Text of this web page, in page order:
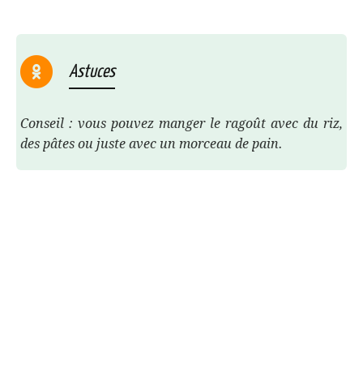
Astuces
Conseil : vous pouvez manger le ragoût avec du riz,
des pâtes ou juste avec un morceau de pain.